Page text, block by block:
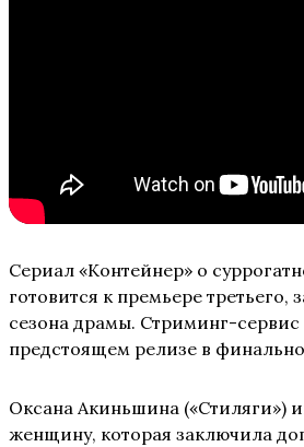
Сериал «Контейнер» о
готовится к премьере третьего,
сезона драмы. Стриминг-
предстоящем релизе в
Оксана Акиньшина («Стиляги»)
женщину, которая заключила